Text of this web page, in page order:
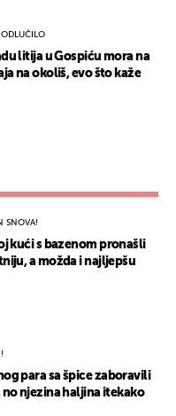
litija u Gospiću mora na
na okoliš, evo što kaže
SNOVA!
kući s bazenom pronašli
a možda i najljepšu
para sa špice zaboravili
no njezina haljina itekako